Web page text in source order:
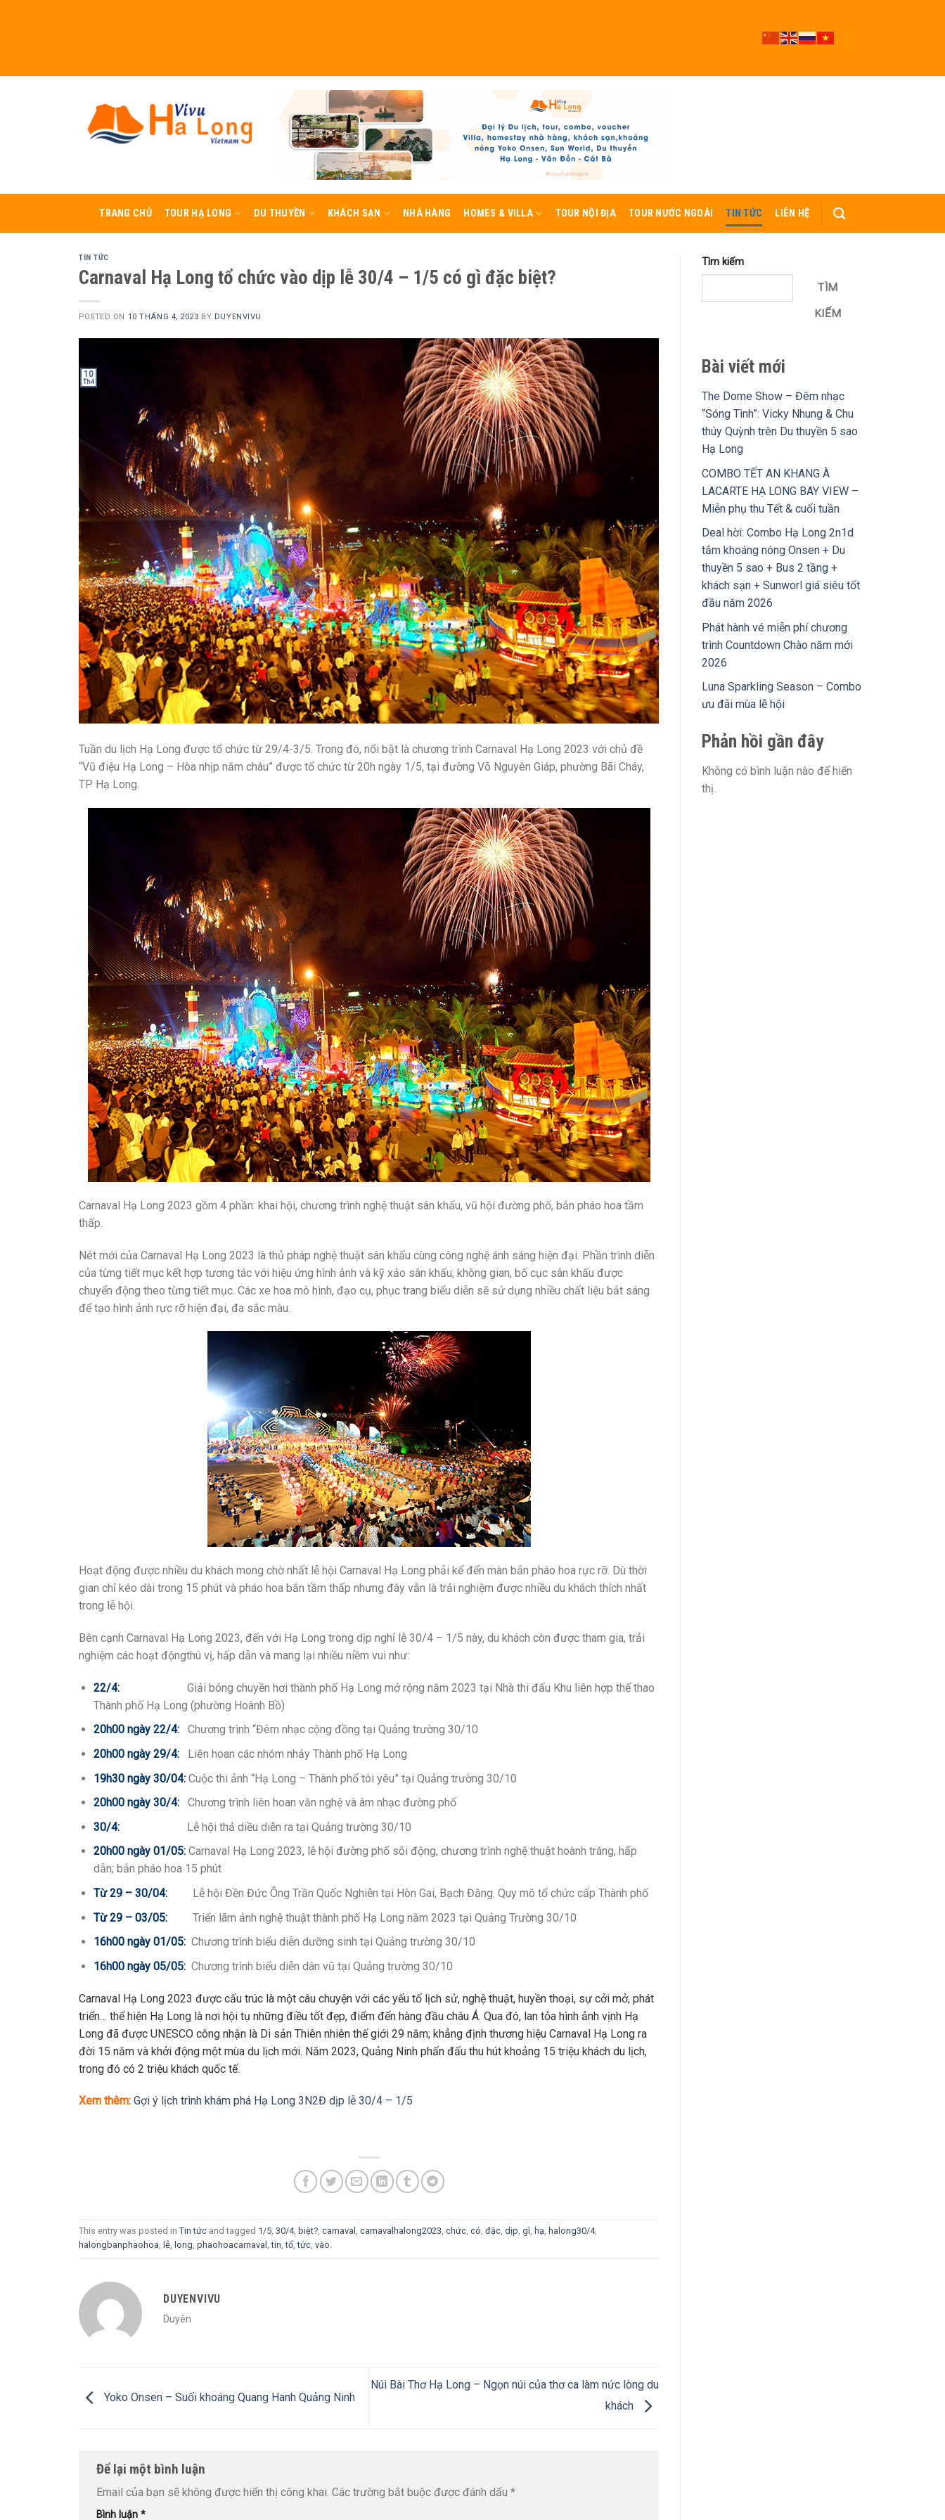
TRANG CHỦ TOUR HẠ LONG DU THUYỀN KHÁCH SẠN NHÀ HÀNG HOMES & VILLA TOUR NỘI ĐỊA TOUR NƯỚC NGOÀI TIN TỨC LIÊN HỆ
TIN TỨC
Carnaval Hạ Long tổ chức vào dịp lễ 30/4 – 1/5 có gì đặc biệt?
POSTED ON 10 THÁNG 4, 2023 BY DUYENVIVU
10
Th4
Tuần du lịch Hạ Long được tổ chức từ 29/4-3/5. Trong đó, nổi bật là chương trình Carnaval Hạ Long 2023 với chủ đề
“Vũ điệu Hạ Long – Hòa nhịp năm châu” được tổ chức từ 20h ngày 1/5, tại đường Võ Nguyên Giáp, phường Bãi Cháy,
TP Hạ Long.
Carnaval Hạ Long 2023 gồm 4 phần: khai hội, chương trình nghệ thuật sân khấu, vũ hội đường phố, bắn pháo hoa tầm
thấp.
Nét mới của Carnaval Hạ Long 2023 là thủ pháp nghệ thuật sân khấu cùng công nghệ ánh sáng hiện đại. Phần trình diễn
của từng tiết mục kết hợp tương tác với hiệu ứng hình ảnh và kỹ xảo sân khấu; không gian, bố cục sân khấu được
chuyển động theo từng tiết mục. Các xe hoa mô hình, đạo cụ, phục trang biểu diễn sẽ sử dụng nhiều chất liệu bắt sáng
để tạo hình ảnh rực rỡ hiện đại, đa sắc màu.
Hoạt động được nhiều du khách mong chờ nhất lễ hội Carnaval Hạ Long phải kể đến màn bắn pháo hoa rực rỡ. Dù thời
gian chỉ kéo dài trong 15 phút và pháo hoa bắn tầm thấp nhưng đây vẫn là trải nghiệm được nhiều du khách thích nhất
trong lễ hội.
Bên cạnh Carnaval Hạ Long 2023, đến với Hạ Long trong dịp nghỉ lễ 30/4 – 1/5 này, du khách còn được tham gia, trải
nghiệm các hoạt độngthú vị, hấp dẫn và mang lại nhiều niềm vui như:
22/4:
Giải bóng chuyền hơi thành phố Hạ Long mở rộng năm 2023 tại Nhà thi đấu Khu liên hợp thể thao
Thành phố Hạ Long (phường Hoành Bồ)
20h00 ngày 22/4:Chương trình “Đêm nhạc cộng đồng tại Quảng trường 30/10
20h00 ngày 29/4:Liên hoan các nhóm nhảy Thành phố Hạ Long
19h30 ngày 30/04:Cuộc thi ảnh “Hạ Long – Thành phố tôi yêu” tại Quảng trường 30/10
20h00 ngày 30/4:Chương trình liên hoan văn nghệ và âm nhạc đường phố
30/4:
Lễ hội thả diều diễn ra tại Quảng trường 30/10
20h00 ngày 01/05:Carnaval Hạ Long 2023, lễ hội đường phố sôi động, chương trình nghệ thuật hoành tráng, hấp
dẫn; bắn pháo hoa 15 phút
Từ 29 – 30/04:Lễ hội Đền Đức Ông Trần Quốc Nghiễn tại Hòn Gai, Bạch Đằng. Quy mô tổ chức cấp Thành phố
Từ 29 – 03/05:
Triển lãm ảnh nghệ thuật thành phố Hạ Long năm 2023 tại Quảng Trường 30/10
16h00 ngày 01/05:Chương trình biểu diễn dưỡng sinh tại Quảng trường 30/10
16h00 ngày 05/05: Chương trình biểu diễn dân vũ tại Quảng trường 30/10
Carnaval Hạ Long 2023 được cấu trúc là một câu chuyện với các yếu tố lịch sử, nghệ thuật, huyền thoại, sự cởi mở, phát
triển… thể hiện Hạ Long là nơi hội tụ những điều tốt đẹp, điểm đến hàng đầu châu Á. Qua đó, lan tỏa hình ảnh vịnh Hạ
Long đã được UNESCO công nhận là Di sản Thiên nhiên thế giới 29 năm; khẳng định thương hiệu Carnaval Hạ Long ra
đời 15 năm và khởi động một mùa du lịch mới. Năm 2023, Quảng Ninh phấn đấu thu hút khoảng 15 triệu khách du lịch,
trong đó có 2 triệu khách quốc tế.
Xem thêm: Gợi ý lịch trình khám phá Hạ Long 3N2Đ dịp lễ 30/4 – 1/5
This entry was posted in Tin tức and tagged 1/5, 30/4, biệt?, carnaval , carnavalhalong2023, chức, có, đặc, dịp, gì, hạ, halong30/4,
halongbanphaohoa, lễ, long, phaohoacarnaval ,tin,tổ,tức, vào.
DUYENVIVU
Duyên
Yoko Onsen – Suối khoáng Quang Hanh Quảng Ninh
Núi Bài Thơ Hạ Long – Ngọn núi của thơ ca làm nức lòng du
khách
Để lại một bình luận
Email của bạn sẽ không được hiển thị công khai. Các trường bắt buộc được đánh dấu *
Bình luận *
Tìm kiếm
TÌM
KIẾM
Bài viết mới
The Dome Show – Đêm nhạc
“Sóng Tình”: Vicky Nhung & Chu
thúy Quỳnh trên Du thuyền 5 sao
Hạ Long
COMBO TẾT AN KHANG À
LACARTE HẠ LONG BAY VIEW –
Miễn phụ thu Tết & cuối tuần
Deal hời: Combo Hạ Long 2n1d
tắm khoáng nóng Onsen + Du
thuyền 5 sao + Bus 2 tầng +
khách sạn + Sunworl giá siêu tốt
đầu năm 2026
Phát hành vé miễn phí chương
trình Countdown Chào năm mới
2026
Luna Sparkling Season – Combo
ưu đãi mùa lễ hội
Phản hồi gần đây
Không có bình luận nào để hiển
thị.